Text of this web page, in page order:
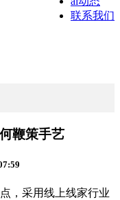
联系我们
鞭策手艺
，采用线上线家行业